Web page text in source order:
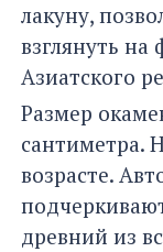
лакуну,
взглянуть
Азиатского
Размер
сантиметра.
возрасте.
древний из